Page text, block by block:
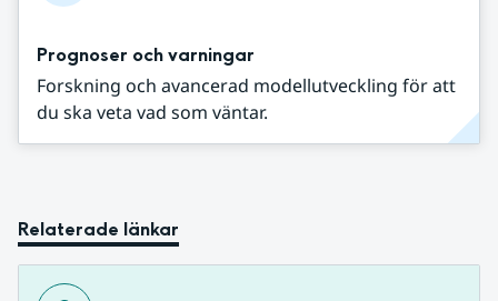
Prognoser och varningar
Forskning och avancerad modellutveckling för att
du ska veta vad som väntar.
Relaterade länkar